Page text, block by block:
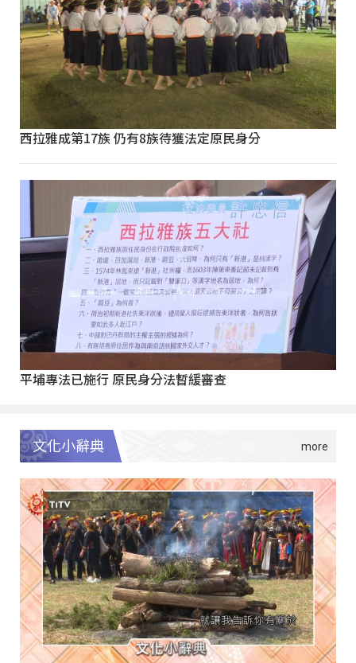
西拉雅成第17族 仍有8族待獲法定原民身分
平埔專法已施行 原民身分法暫緩審查
文化小辭典